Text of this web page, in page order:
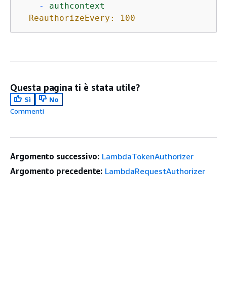
-
authcontext
ReauthorizeEvery:
100
Questa pagina ti è stata utile?
Sì
No
Commenti
Argomento successivo: LambdaTokenAuthorizer
Argomento precedente: LambdaRequestAuthorizer